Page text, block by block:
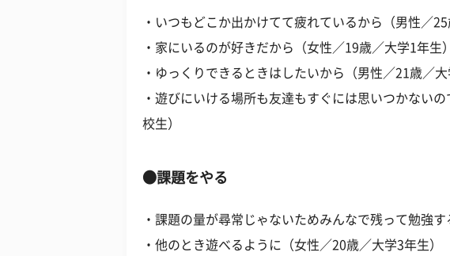
・いつもどこか出かけてて疲れているから（男性／25
・家にいるのが好きだから（女性／19歳／大学1年生）
・ゆっくりできるときはしたいから（男性／21歳／大
・遊びにいける場所も友達もすぐには思いつかない
校生）
●課題をやる
・課題の量が尋常じゃないためみんなで残って勉強す
・他のとき遊べるように（女性／20歳／大学3年生）